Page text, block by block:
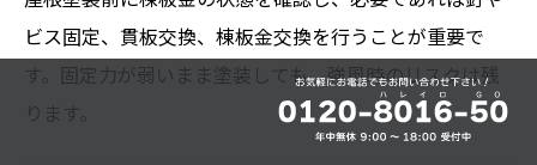
ビス固定、貫板交換、棟板金交換を行うことが重要で
す。固定力が弱いまま塗装しても、強風時のリスクは残
ります。